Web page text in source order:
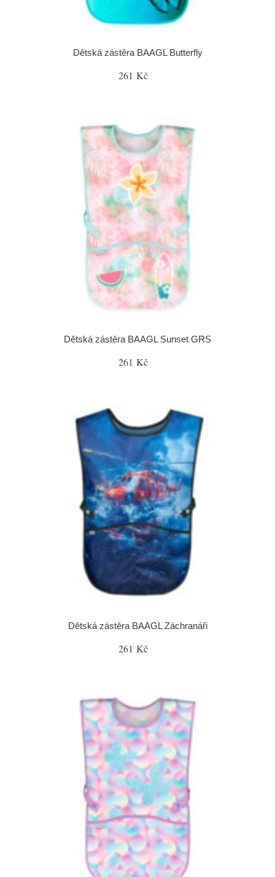
Dětská zástěra BAAGL Butterfly
261 Kč
Dětská zástěra BAAGL Sunset GRS
261 Kč
Dětská zástěra BAAGL Záchranáři
261 Kč